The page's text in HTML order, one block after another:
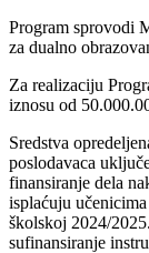
Program sprovodi
za dualno
Za realizaciju
iznosu od
Sredstva
poslodavaca
finansiranje dela
isplaćuju
školskoj 2024/
sufinansiranje